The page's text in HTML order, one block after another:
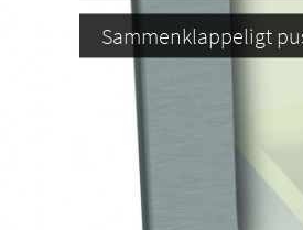
Sammenklappeligt